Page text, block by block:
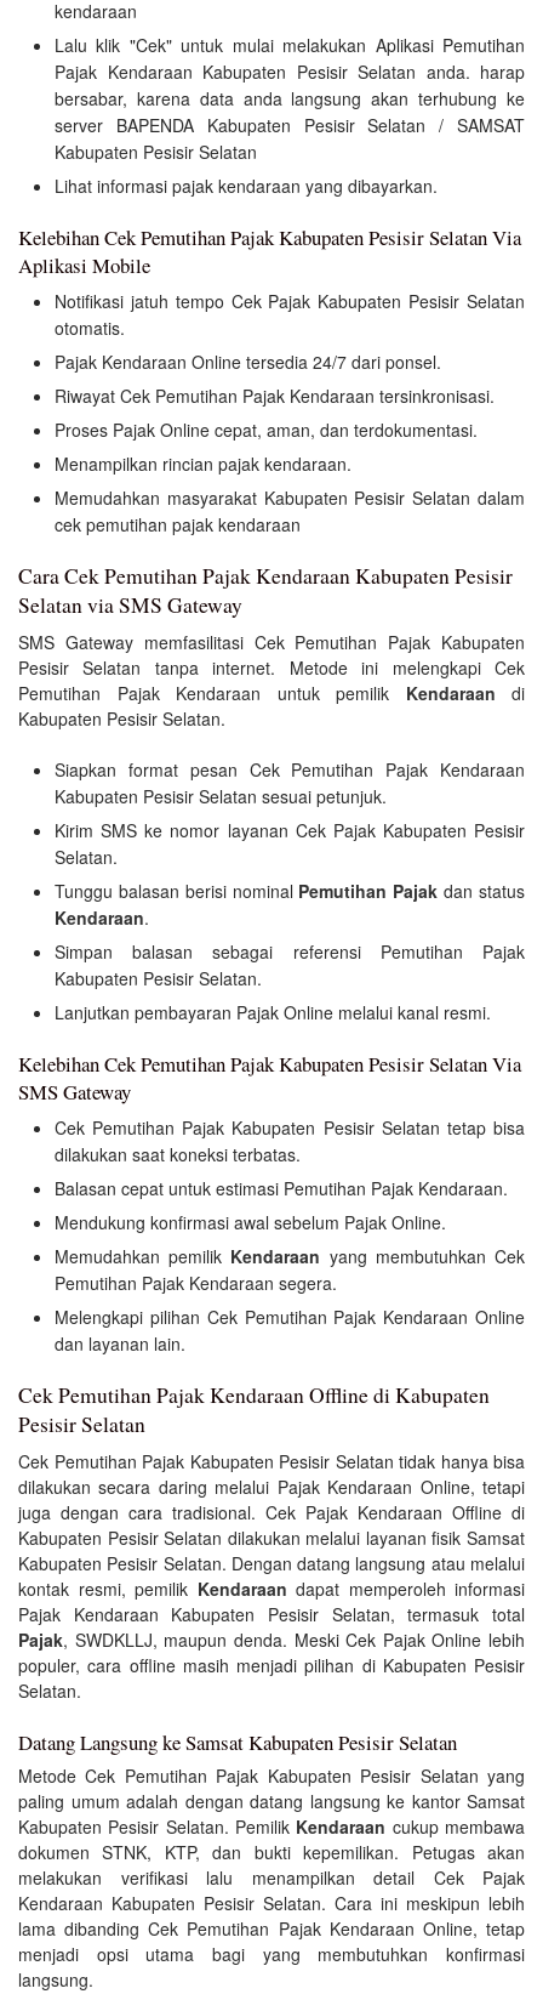
kendaraan
Lalu klik "Cek" untuk mulai melakukan Aplikasi Pemutihan
Pajak Kendaraan Kabupaten Pesisir Selatan anda. harap
bersabar, karena data anda langsung akan terhubung ke
server BAPENDA Kabupaten Pesisir Selatan / SAMSAT
Kabupaten Pesisir Selatan
Lihat informasi pajak kendaraan yang dibayarkan.
Kelebihan Cek Pemutihan Pajak Kabupaten Pesisir Selatan Via
Aplikasi Mobile
Notifikasi jatuh tempo Cek Pajak Kabupaten Pesisir Selatan
otomatis.
Pajak Kendaraan Online tersedia 24/7 dari ponsel.
Riwayat Cek Pemutihan Pajak Kendaraan tersinkronisasi.
Proses Pajak Online cepat, aman, dan terdokumentasi.
Menampilkan rincian pajak kendaraan.
Memudahkan masyarakat Kabupaten Pesisir Selatan dalam
cek pemutihan pajak kendaraan
Cara Cek Pemutihan Pajak Kendaraan Kabupaten Pesisir
Selatan via SMS Gateway
SMS Gateway memfasilitasi Cek Pemutihan Pajak Kabupaten
Pesisir Selatan tanpa internet. Metode ini melengkapi Cek
Pemutihan Pajak Kendaraan untuk pemilik Kendaraan di
Kabupaten Pesisir Selatan.
Siapkan format pesan Cek Pemutihan Pajak Kendaraan
Kabupaten Pesisir Selatan sesuai petunjuk.
Kirim SMS ke nomor layanan Cek Pajak Kabupaten Pesisir
Selatan.
Tunggu balasan berisi nominal Pemutihan Pajak dan status
Kendaraan.
Simpan balasan sebagai referensi Pemutihan Pajak
Kabupaten Pesisir Selatan.
Lanjutkan pembayaran Pajak Online melalui kanal resmi.
Kelebihan Cek Pemutihan Pajak Kabupaten Pesisir Selatan Via
SMS Gateway
Cek Pemutihan Pajak Kabupaten Pesisir Selatan tetap bisa
dilakukan saat koneksi terbatas.
Balasan cepat untuk estimasi Pemutihan Pajak Kendaraan.
Mendukung konfirmasi awal sebelum Pajak Online.
Memudahkan pemilik Kendaraan yang membutuhkan Cek
Pemutihan Pajak Kendaraan segera.
Melengkapi pilihan Cek Pemutihan Pajak Kendaraan Online
dan layanan lain.
Cek Pemutihan Pajak Kendaraan Offline di Kabupaten
Pesisir Selatan
Cek Pemutihan Pajak Kabupaten Pesisir Selatan tidak hanya bisa
dilakukan secara daring melalui Pajak Kendaraan Online, tetapi
juga dengan cara tradisional. Cek Pajak Kendaraan Offline di
Kabupaten Pesisir Selatan dilakukan melalui layanan fisik Samsat
Kabupaten Pesisir Selatan. Dengan datang langsung atau melalui
kontak resmi, pemilik Kendaraan dapat memperoleh informasi
Pajak Kendaraan Kabupaten Pesisir Selatan, termasuk total
Pajak, SWDKLLJ, maupun denda. Meski Cek Pajak Online lebih
populer, cara offline masih menjadi pilihan di Kabupaten Pesisir
Selatan.
Datang Langsung ke Samsat Kabupaten Pesisir Selatan
Metode Cek Pemutihan Pajak Kabupaten Pesisir Selatan yang
paling umum adalah dengan datang langsung ke kantor Samsat
Kabupaten Pesisir Selatan. Pemilik Kendaraan cukup membawa
dokumen STNK, KTP, dan bukti kepemilikan. Petugas akan
melakukan verifikasi lalu menampilkan detail Cek Pajak
Kendaraan Kabupaten Pesisir Selatan. Cara ini meskipun lebih
lama dibanding Cek Pemutihan Pajak Kendaraan Online, tetap
menjadi opsi utama bagi yang membutuhkan konfirmasi
langsung.